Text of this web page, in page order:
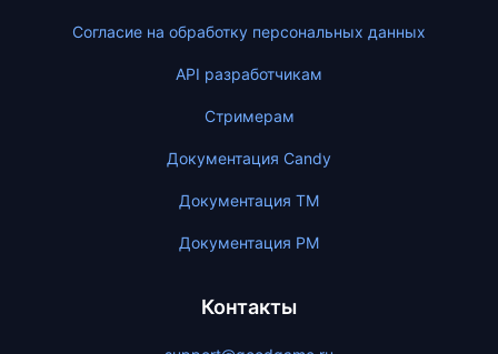
Согласие на обработку персональных данных
API разработчикам
Стримерам
Документация Candy
Документация ТМ
Документация PM
Контакты